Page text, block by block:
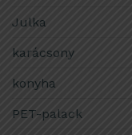
Julka
karácsony
konyha
PET-palack